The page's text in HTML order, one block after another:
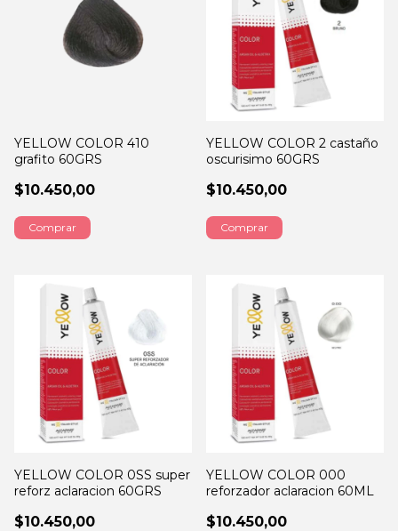
YELLOW COLOR 410
grafito 60GRS
$10.450,00
YELLOW COLOR 2 castaño
oscurisimo 60GRS
$10.450,00
YELLOW COLOR 0SS super
reforz aclaracion 60GRS
$10.450,00
YELLOW COLOR 000
reforzador aclaracion 60ML
$10.450,00